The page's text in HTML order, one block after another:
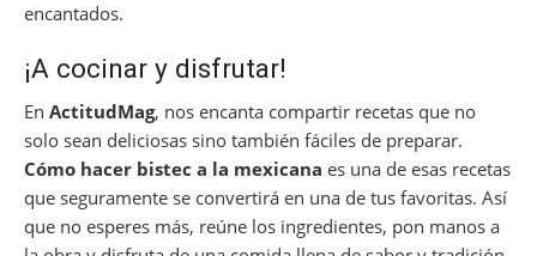
encantados.
¡A cocinar y disfrutar!
En ActitudMag, nos encanta compartir recetas que no
solo sean deliciosas sino también fáciles de preparar.
Cómo hacer bistec a la mexicana es una de esas recetas
que seguramente se convertirá en una de tus favoritas. Así
que no esperes más, reúne los ingredientes, pon manos a